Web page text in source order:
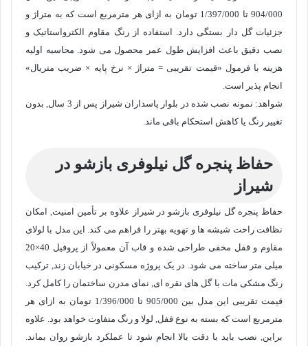
904/000 تا
1/397/000 تومان به ازای هر مترمربع است که به متراژ و
جزئیات گل دار بستگی دارد. استفاده از رنگ مقاوم الکترواستاتیک و
نصب دقیق باعث افزایش طول عمر محصول می شود. محاسبه اولیه
هزینه با فرمول «قیمت تقریبی = متراژ × نرخ پایه × ضریب متریال»
انجام پذیر است.
شواهد: نمونه نصب شده در بلوار پاسداران شیراز پس از 3 سال, بدون
تغییر رنگ یا کاهش استحکام باقی ماند.
حفاظ پنجره گل نیلوفری بازشو در
شیراز
حفاظ پنجره گل نیلوفری بازشو در شیراز علاوه بر تأمین امنیت, امکان
نظافت راحت شیشه ها و تهویه بهتر را فراهم می کند. این مدل با لولای
مقاوم و قفل مخفی طراحی شده و قاب آن معمولاً از پروفیل 40×20
میلی متر ساخته می شود. در یک پروژه مسکونی در خیابان زند, ترکیب
رنگ مشکی مات با گل های نقره ای, نمای مدرن ساختمان را کامل کرد.
قیمت تقریبی این مدل بین 905/000 تا
1/396/000 تومان به ازای هر
مترمربع است که بسته به نوع قفل, لولا و رنگ متفاوت خواهد بود. علاوه
براین, نصب باید با دقت بالا انجام شود تا عملکرد بازشو روان بماند.